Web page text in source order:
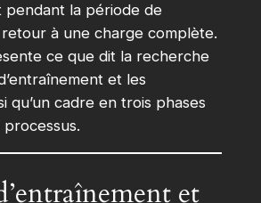
pendant la période de
à une charge complète.
ce que dit la recherche
et les
qu’un cadre en trois phases
et